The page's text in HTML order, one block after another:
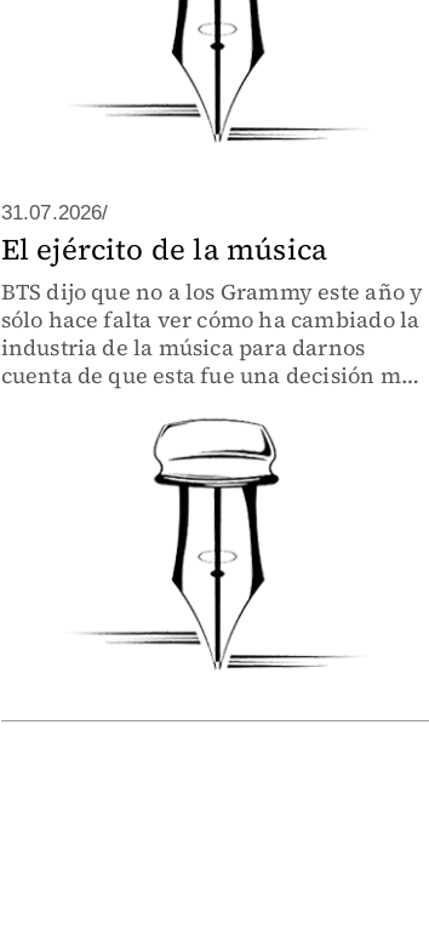
31.07.2026/
El ejército de la música
BTS dijo que no a los Grammy este año y
sólo hace falta ver cómo ha cambiado la
industria de la música para darnos
cuenta de que esta fue una decisión más